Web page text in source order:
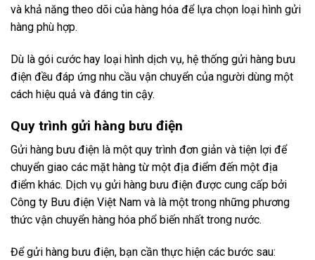
và khả năng theo dõi của hàng hóa để lựa chọn loại hình gửi
hàng phù hợp.
Dù là gói cước hay loại hình dịch vụ, hệ thống gửi hàng bưu
điện đều đáp ứng nhu cầu vận chuyển của người dùng một
cách hiệu quả và đáng tin cậy.
Quy trình gửi hàng bưu điện
Gửi hàng bưu điện là một quy trình đơn giản và tiện lợi để
chuyển giao các mặt hàng từ một địa điểm đến một địa
điểm khác. Dịch vụ gửi hàng bưu điện được cung cấp bởi
Công ty Bưu điện Việt Nam và là một trong những phương
thức vận chuyển hàng hóa phổ biến nhất trong nước.
Để gửi hàng bưu điện, bạn cần thực hiện các bước sau: